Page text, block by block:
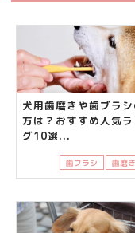
犬用歯磨きや歯ブラ
方は？おすすめ人気
グ10選...
歯ブラシ 歯磨き